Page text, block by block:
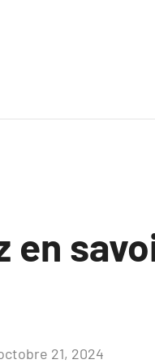
en
21, 2024